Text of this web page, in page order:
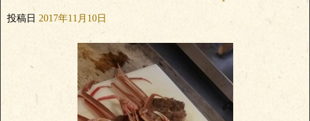
投稿日 2017年11月10日